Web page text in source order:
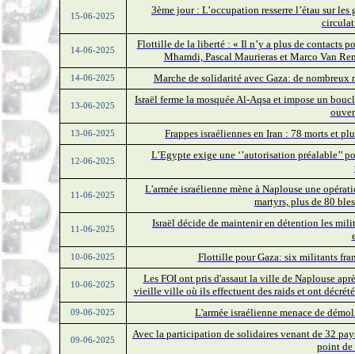
15-06-2025
3ème jour : L’occupation resserre l’étau sur
14-06-2025
Flottille de la liberté : « Il n’y a plus de contacts
Mhamdi, Pascal Maurieras et Marco Van
14-06-2025 Marche de solidarité avec Gaza: de
13-06-2025
Israël ferme la mosquée Al-Aqsa et impose un
13-06-2025 Frappes israéliennes en Iran : 78 morts et
12-06-2025
L’Egypte exige une ‘’autorisation préalable’’
11-06-2025
L'armée israélienne mène à Naplouse une
martyrs, plus de 80
11-06-2025
Israël décide de maintenir en détention les
10-06-2025 Flottille pour Gaza: six militants
10-06-2025
Les FOI ont pris d'assaut la ville de Naplouse
vieille ville où ils effectuent des raids et ont
09-06-2025 L'armée israélienne menace de
09-06-2025
Avec la participation de solidaires venant de 32
point de